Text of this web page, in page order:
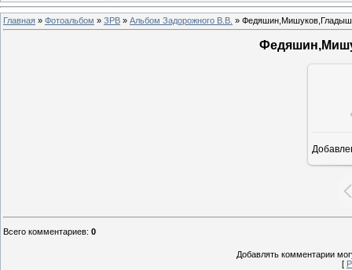
Главная » Фотоальбом » ЗРВ » Альбом Задорожного В.В. »
Всего комментариев: 0
Добавлять комментарии
[